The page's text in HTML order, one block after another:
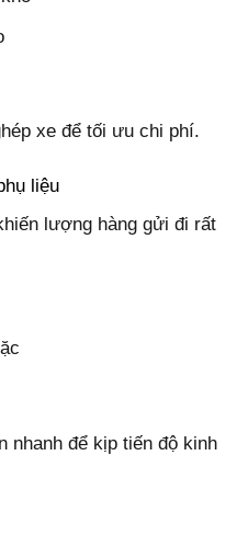
xe để tối ưu chi phí.
liệu
lượng hàng gửi đi rất
nhanh để kịp tiến độ kinh